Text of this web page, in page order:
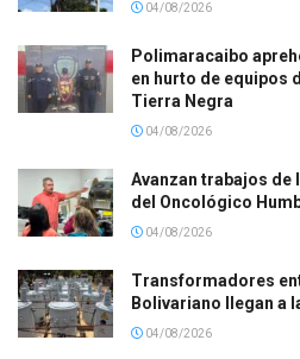
04/08/2026
Polimaracaibo
en hurto de equipos
Tierra Negra
04/08/2026
Avanzan trabajos de
del Oncológico
04/08/2026
Transformadores
Bolivariano llegan a
04/08/2026